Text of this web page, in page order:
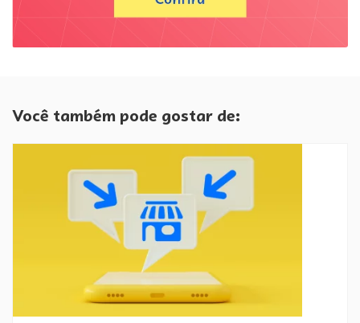
Você também pode gostar de: